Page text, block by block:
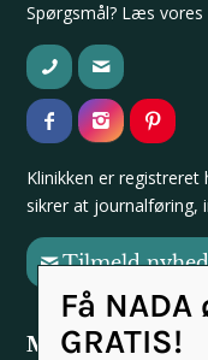
Spørgsmål? Læs vores
Klinikken er registreret
sikrer at journalføring,
Tilmeld
Medlem af
Få
GRATIS!